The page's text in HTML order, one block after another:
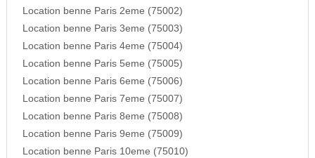
Location benne Paris 2eme (75002)
Location benne Paris 3eme (75003)
Location benne Paris 4eme (75004)
Location benne Paris 5eme (75005)
Location benne Paris 6eme (75006)
Location benne Paris 7eme (75007)
Location benne Paris 8eme (75008)
Location benne Paris 9eme (75009)
Location benne Paris 10eme (75010)